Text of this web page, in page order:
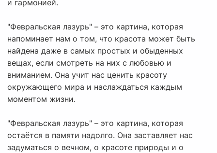
и гармонией.
"Февральская лазурь" – это картина, которая
напоминает нам о том, что красота может быть
найдена даже в самых простых и обыденных
вещах, если смотреть на них с любовью и
вниманием. Она учит нас ценить красоту
окружающего мира и наслаждаться каждым
моментом жизни.
"Февральская лазурь" – это картина, которая
остаётся в памяти надолго. Она заставляет нас
задуматься о вечном, о красоте природы и о